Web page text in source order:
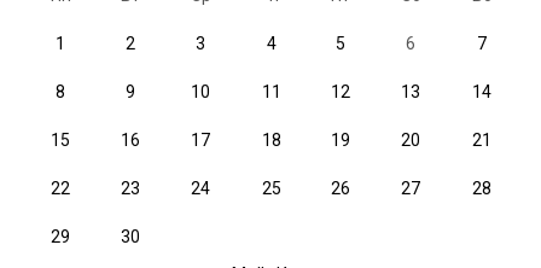
1 2 3 4 5 6 7
8 9 10 11 12 13 14
15 16 17 18 19 20 21
22 23 24 25 26 27 28
29
30